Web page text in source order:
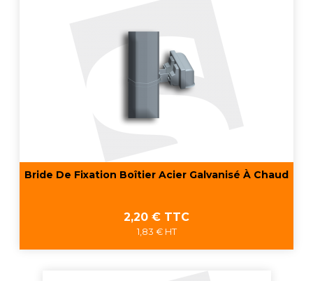
Bride De Fixation Boîtier Acier Galvanisé À Chaud
Prix
2,20 € TTC
1,83 € HT